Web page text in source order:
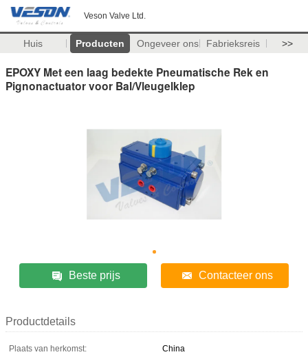
Veson Valve Ltd.
Huis Producten Ongeveer ons Fabrieksreis >>
EPOXY Met een laag bedekte Pneumatische Rek en
Pignonactuator voor Bal/Vleugelklep
Beste prijs Contacteer ons
Productdetails
Plaats van herkomst:
China